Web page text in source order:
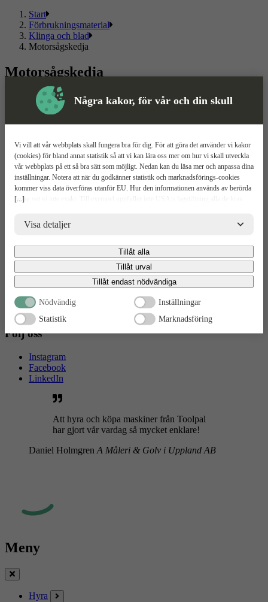
Några kakor, för vår och din skull
[...]
Vi vill att vår webbplats skall fungera bra för dig. För att göra det använder vi kakor
(cookies) för bland annat statistik så att vi kan lära oss mer om hur vi skall utveckla
vår webbplats på ett så bra sätt som möjligt. Nedan kan du läsa mer och anpassa dina
inställningar. Notera att när du godkänner statistik och marknadsförings-cookies
kommer viss data överföras utanför EU. Hur den informationen används av berörda
bolag vet vi inte exakt. Till exempel uppfyller inte USA:s lagstiftning alla de krav
risker för dina personuppgifter. De berörda bolagen måste lämna över uppgifter till
brottsbekämpande myndigheter i USA om de får en sådan begäran. Det kan dock
gällande eventuella personuppgifter som de brottsbekämpande myndigheterna har
fått tillgång till. Genom att godkänna statistik och marknadsförings-cookies nedan
bekräftar du att du samtycker till att data överförs till tredje land.
Visa detaljer
Tillåt alla
Tillåt urval
Tillåt endast nödvändiga
Nödvändig
Inställningar
Statistik
Marknadsföring
Start
Förbrukningsmaterial
Klinga och blad
Motorsågskedja
Motorsågskedja
Läs mer Läs mindre
Om ToolPal
Om oss
5 enkla steg
Bli kund
Våra depåer
Boka demo
Kundservice
Kontakta oss
GDPR & Cookies
Allmänna villkor
ToolBox
Boka retur
Följ oss
Instagram
Facebook
LinkedIn
Att hyra och köpa maskiner från Toolpal
har gjort vår vardag så mycket enklare!
Daniel Holmgren A Måleri & Golv i Uppland AB
Meny
Stäng
Hyra